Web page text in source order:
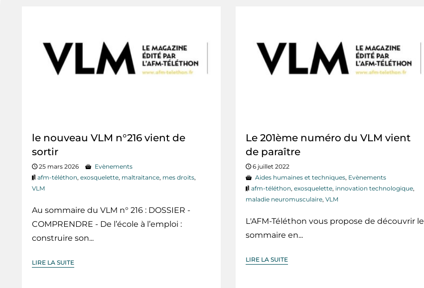
le nouveau VLM n°216 vient de
sortir
25 mars 2026
Evènements
afm-téléthon, exosquelette, maltraitance, mes droits,
VLM
Au sommaire du VLM n° 216 : DOSSIER -
COMPRENDRE - De l’école à l’emploi :
construire son...
LIRE LA SUITE
Le 201ème numéro du VLM vient
de paraître
6 juillet 2022
Aides humaines et techniques, Evènements
afm-téléthon, exosquelette, innovation technologique,
maladie neuromusculaire, VLM
L'AFM-Téléthon vous propose de découvrir le
sommaire en...
LIRE LA SUITE